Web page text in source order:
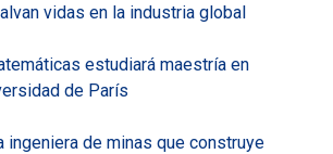
vidas en la industria global
estudiará maestría en
de París
ingeniera de minas que construye